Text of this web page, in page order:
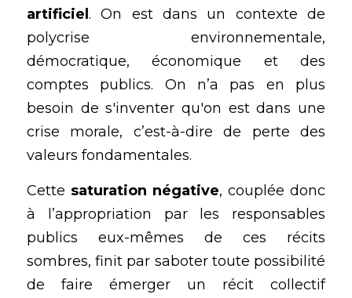
artificiel
polycrise environnementale,
démocratique, économique et des
comptes publics. On n’a pas en plus
besoin de s'inventer qu'on est dans une
crise morale, c’est-à-dire de perte des
valeurs fondamentales.
Cette saturation négative, couplée donc
à l’appropriation par les responsables
publics eux-mêmes de ces récits
sombres, finit par saboter toute possibilité
de faire émerger un récit collectif